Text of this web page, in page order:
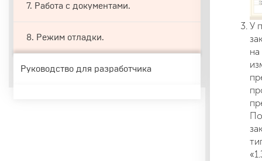
7. Работа c документами.
8. Режим отладки.
Руководство для разработчика
У
на